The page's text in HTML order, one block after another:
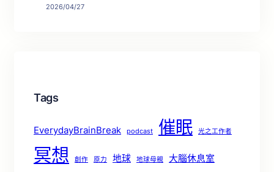
2026/04/27
Tags
EverydayBrainBreak podcast 催眠 光之工作者
冥想 創作 原力 地球 地球母親 大腦休息室